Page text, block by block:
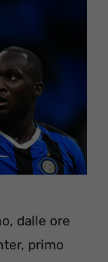
dalle ore
primo